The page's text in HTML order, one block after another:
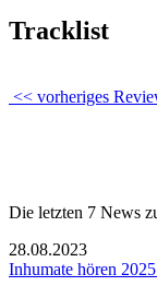
Tracklist
<< vorheriges
Die letzten 7 News
28.08.2023
Inhumate hören